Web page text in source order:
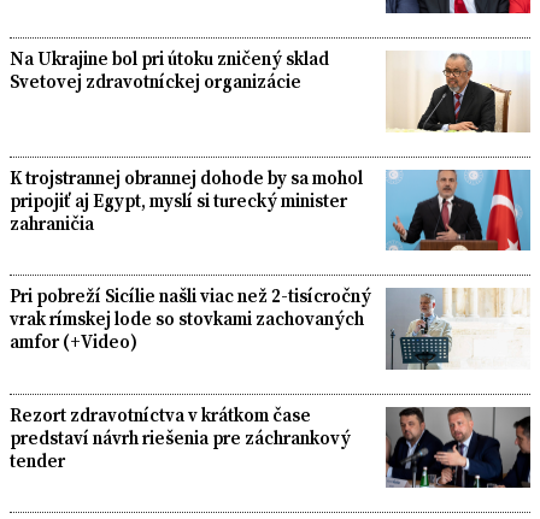
Na Ukrajine bol pri útoku zničený sklad
Svetovej zdravotníckej organizácie
K trojstrannej obrannej dohode by sa mohol
pripojiť aj Egypt, myslí si turecký minister
zahraničia
Pri pobreží Sicílie našli viac než 2-tisícročný
vrak rímskej lode so stovkami zachovaných
amfor (+Video)
Rezort zdravotníctva v krátkom čase
predstaví návrh riešenia pre záchrankový
tender